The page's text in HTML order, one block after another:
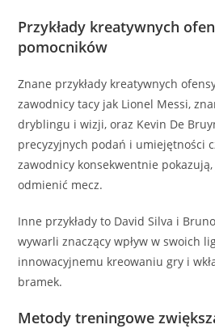
Przykłady kreatywnych
pomocników
Znane przykłady kreatywnych
zawodnicy tacy jak Lionel Messi,
dryblingu i wizji, oraz Kevin De
precyzyjnych podań i umiejętności
zawodnicy konsekwentnie
odmienić mecz.
Inne przykłady to David Silva i
wywarli znaczący wpływ w swoich
innowacyjnemu kreowaniu gry i
bramek.
Metody treningowe